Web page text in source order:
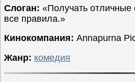
Новинки
кино
Слоган: «Получать отличные
все правила.»
Кинокомпания: Annapurna
Жанр: комедия